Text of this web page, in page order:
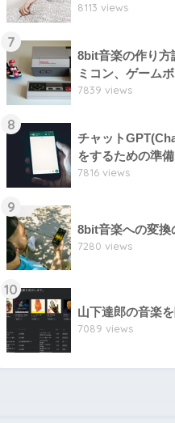
8113 views
7
8bit音楽の作り方
ミコン、ゲーム
7839 views
8
チャット
をするための準備
7816 views
9
8bit音楽への変換
7280 views
10
山下達郎の音楽
7089 views